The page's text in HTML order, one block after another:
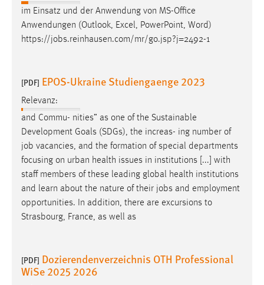
im Einsatz und der Anwendung von MS-Office
Anwendungen (Outlook, Excel, PowerPoint, Word)
https://jobs.reinhausen.com/mr/go.jsp?j=2492-1
[PDF] EPOS-Ukraine Studiengaenge 2023
Relevanz:
and Commu- nities” as one of the Sustainable
Development Goals (SDGs), the increas- ing number of
job vacancies, and the formation of special departments
focusing on urban health issues in institutions [...] with
staff members of these leading global health institutions
and learn about the nature of their jobs and employment
opportunities. In addition, there are excursions to
Strasbourg, France, as well as
[PDF] Dozierendenverzeichnis OTH Professional
WiSe 2025 2026